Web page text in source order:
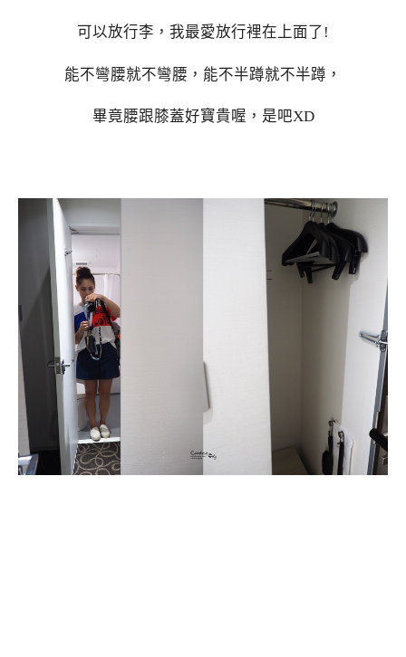
可以放行李，我最愛放行裡在上面了!
能不彎腰就不彎腰，能不半蹲就不半蹲，
畢竟腰跟膝蓋好寶貴喔，是吧XD